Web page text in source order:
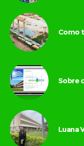
Como
Sobre
Luana